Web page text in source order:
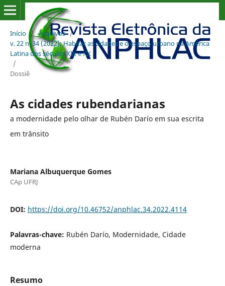
Início / Arquivos /
v. 22 n. 34 (2022): Habitar as cidades e o espaço urbano na América
Latina dos séculos XIX e XX
/
Dossiê
As cidades rubendarianas
a modernidade pelo olhar de Rubén Darío em sua escrita
em trânsito
Mariana Albuquerque Gomes
CAp UFRJ
DOI: https://doi.org/10.46752/anphlac.34.2022.4114
Palavras-chave: Rubén Darío, Modernidade, Cidade
moderna
Resumo